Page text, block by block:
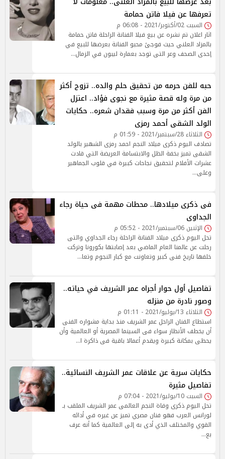
تعرفها عن فيلا فاتن حمامة
السبت 02/أكتوبر/2021 - 06:08 م
اثار اعلان تم نشره عن بيع فيلا الفنانة الراحلة فاتن حمامة
بالمزاد العلني حيث فوجئ محبو الفنانة بعرضها للبيع في
إحدى الصحف وعر التى توجد بعمارة ليبون في الزمال…
حبه للفن حرمه من تحقيق حلم والده.. تزوج أكثر
من مرة وله قصة مثيرة مع نجوى فؤاد.. اعتزل
الفن أكثر من مرة وسبب فقدان شعره.. حكايات
الولد الشقى أحمد رمزى
الثلاثاء 28/سبتمبر/2021 - 01:59 م
تصادف اليوم ذكرى ميلاد النجم احمد رمزى الشهير بالولد
الشقى تميز بخفة الظل والابتسامة العريضة التي قادت
عشرات الأفلام لتحقيق نجاحات كبيرة في قلوب الجماهير
وعلى…
فى ذكرى ميلادها.. محطات مهمة فى حياة رجاء
الجداوى
الإثنين 06/سبتمبر/2021 - 05:52 م
تحل اليوم ذكرى ميلاد الفنانة الراحلة رجاء الجداوي والتى
رحلت عن عالمنا العام الماضي بعد إصابتها بكورونا وتركت
خلفها تاريخ فنى كبير وتعاونت مع كبار النجوم وتعا…
تفاصيل أول حوار أجراه عمر الشريف في حياته..
وصور نادرة من منزله
الثلاثاء 13/يوليو/2021 - 01:11 م
استطاع الفنان الراحل عمر الشريف منذ بداية مشواره الفنى
أن يخطف الأنظار سواء فى السينما المصرية أو العالمية وأن
يحظى بمكانة كبيرة ويقدم أعمالا باقية فى ذاكرة ا…
حكايات سرية عن علاقات عمر الشريف النسائية..
تفاصيل مثيرة
السبت 10/يوليو/2021 - 07:04 م
تحل اليوم ذكرى وفاة النجم العالمى عمر الشريف الملقب بـ
لورانس العرب فهو فنان مصري تميز عن غيره في أدائه
القوي والمختلف الذي أدى به إلى العالمية كما أنه عرف
بع…